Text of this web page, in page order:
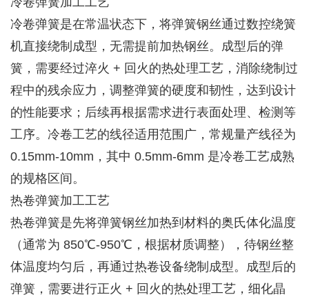
冷卷弹簧是在常温状态下，将弹簧钢丝通过数控绕簧
机直接绕制成型，无需提前加热钢丝。成型后的弹
簧，需要经过淬火 + 回火的热处理工艺，消除绕制过
程中的残余应力，调整弹簧的硬度和韧性，达到设计
的性能要求；后续再根据需求进行表面处理、检测等
工序。冷卷工艺的线径适用范围广，常规量产线径为
0.15mm-10mm，其中 0.5mm-6mm 是冷卷工艺成熟
的规格区间。
热卷弹簧加工工艺
热卷弹簧是先将弹簧钢丝加热到材料的奥氏体化温度
（通常为 850℃-950℃，根据材质调整），待钢丝整
体温度均匀后，再通过热卷设备绕制成型。成型后的
弹簧，需要进行正火 + 回火的热处理工艺，细化晶